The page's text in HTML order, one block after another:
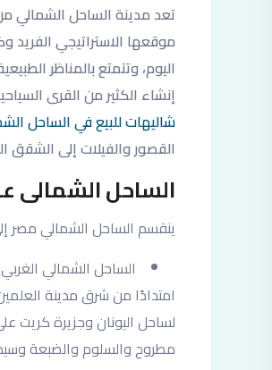
تعد مدينة الساحل الشمالي
موقعها الاستراتيجي الفريد
اليوم، وتتمتع بالمناظر
إنشاء الكثير من القرى
شاليهات للبيع في الساحل
القصور والفيلات إلى الشقق
الساحل الشمالى
ينقسم الساحل الشمالي مصر إلى 4 مناطق
الساحل الشمالي الغربي
امتدادًا من شرق مدينة
لساحل اليونان وجزيرة كريت
مطروح والسلوم والضبعة